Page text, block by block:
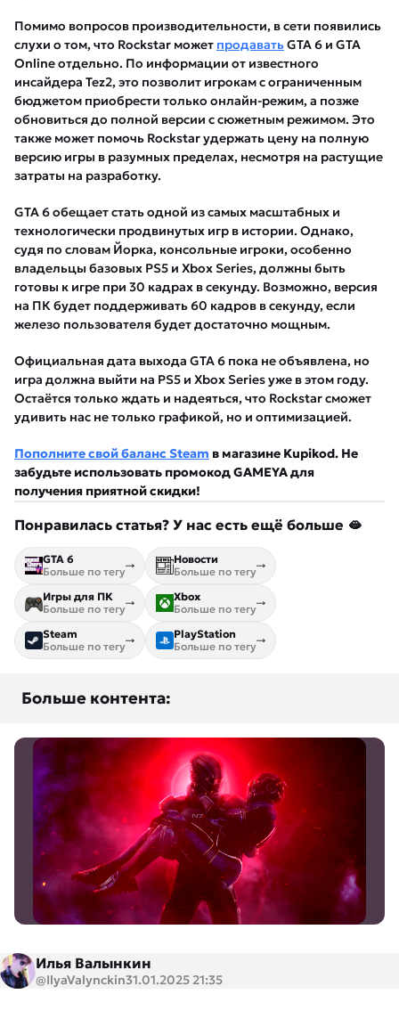
Помимо вопросов производительности, в сети появились
слухи о том, что Rockstar может продаватьGTA 6 и GTA
Online отдельно. По информации от известного
инсайдера Tez2, это позволит игрокам с ограниченным
бюджетом приобрести только онлайн-режим, а позже
обновиться до полной версии с сюжетным режимом. Это
также может помочь Rockstar удержать цену на полную
версию игры в разумных пределах, несмотря на растущие
затраты на разработку.
GTA 6 обещает стать одной из самых масштабных и
технологически продвинутых игр в истории. Однако,
судя по словам Йорка, консольные игроки, особенно
владельцы базовых PS5 и Xbox Series, должны быть
готовы к игре при 30 кадрах в секунду. Возможно, версия
на ПК будет поддерживать 60 кадров в секунду, если
железо пользователя будет достаточно мощным.
Официальная дата выхода GTA 6 пока не объявлена, но
игра должна выйти на PS5 и Xbox Series уже в этом году.
Остаётся только ждать и надеяться, что Rockstar сможет
удивить нас не только графикой, но и оптимизацией.
Пополните свой баланс Steam в магазине Kupikod. Не
забудьте использовать промокод GAMEYA для
получения приятной скидки!
Понравилась статья? У нас есть ещё больше 🫦
GTA 6
Больше по тегу
Новости
Больше по тегу
Игры для ПК
Больше по тегу
Xbox
Больше по тегу
Steam
Больше по тегу
PlayStation
Больше по тегу
Больше контента:
Илья Валынкин
@IlyaValynckin31.01.2025 21:35